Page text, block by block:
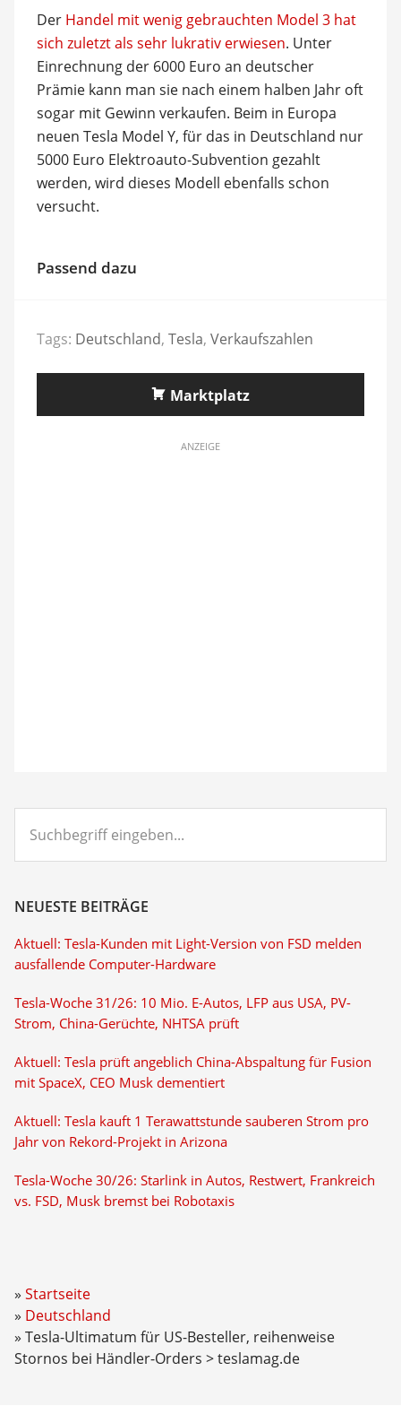
Der Handel mit wenig gebrauchten Model 3 hat
sich zuletzt als sehr lukrativ erwiesen. Unter
Einrechnung der 6000 Euro an deutscher
Prämie kann man sie nach einem halben Jahr oft
sogar mit Gewinn verkaufen. Beim in Europa
neuen Tesla Model Y, für das in Deutschland nur
5000 Euro Elektroauto-Subvention gezahlt
werden, wird dieses Modell ebenfalls schon
versucht.
Passend dazu
Tags: Deutschland, Tesla, Verkaufszahlen
Marktplatz
ANZEIGE
eingeben...
NEUESTE BEITRÄGE
Aktuell: Tesla-Kunden mit Light-Version von FSD melden
ausfallende Computer-Hardware
Tesla-Woche 31/26: 10 Mio. E-Autos, LFP aus USA, PV-
Strom, China-Gerüchte, NHTSA prüft
Aktuell: Tesla prüft angeblich China-Abspaltung für Fusion
mit SpaceX, CEO Musk dementiert
Aktuell: Tesla kauft 1 Terawattstunde sauberen Strom pro
Jahr von Rekord-Projekt in Arizona
Tesla-Woche 30/26: Starlink in Autos, Restwert, Frankreich
vs. FSD, Musk bremst bei Robotaxis
Startseite
Deutschland
Tesla-Ultimatum für US-Besteller, reihenweise
Stornos bei Händler-Orders > teslamag.de